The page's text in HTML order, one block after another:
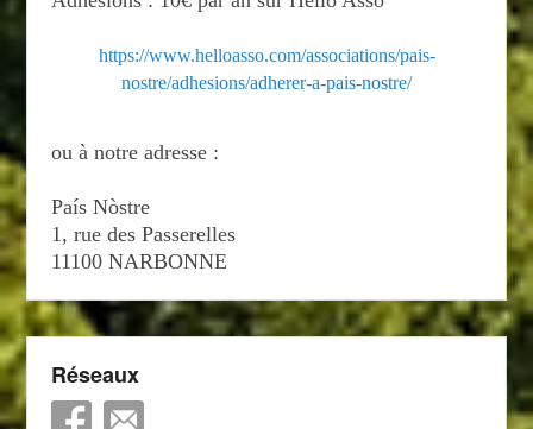
https://www.helloasso.com/associations/pais-
nostre/adhesions/adherer-a-pais-nostre/
ou à notre adresse :
País Nòstre
1, rue des Passerelles
11100 NARBONNE
Réseaux